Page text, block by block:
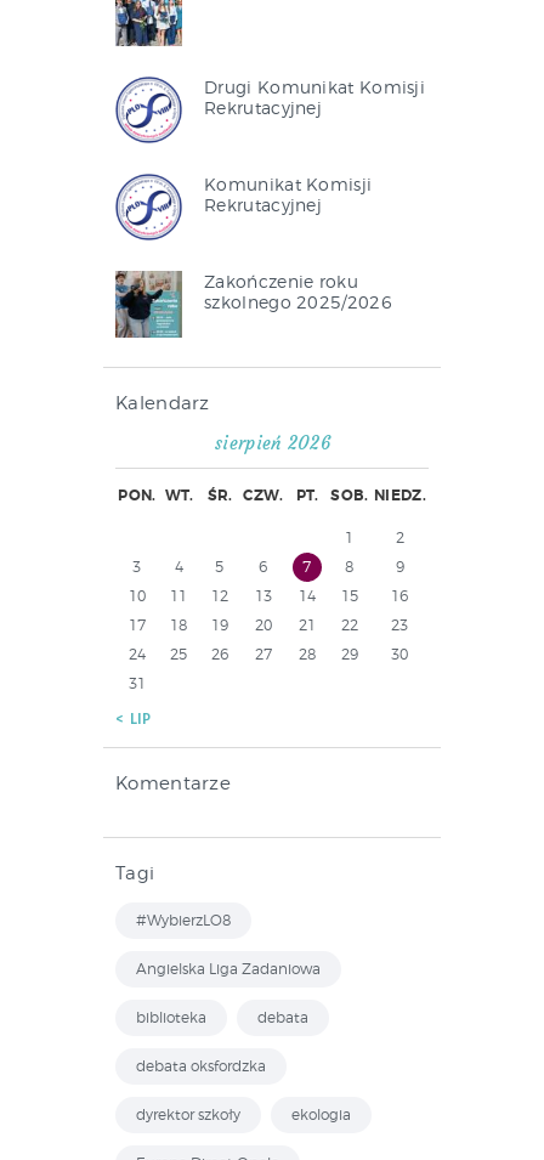
Drugi Komunikat Komisji
Rekrutacyjnej
Komunikat Komisji
Rekrutacyjnej
Zakończenie roku
szkolnego 2025/2026
Kalendarz
sierpień 2026
PON. WT. ŚR. CZW. PT. SOB. NIEDZ.
1
2
3
4 5 6 7 8
9
10
11 12 13 14 15
16
17
18 19 20 21 22
23
24
25 26 27 28 29
30
31
« LIP
Komentarze
Tagi
#WybierzLO8
Angielska Liga Zadaniowa
biblioteka debata
debata oksfordzka
dyrektor szkoły ekologia